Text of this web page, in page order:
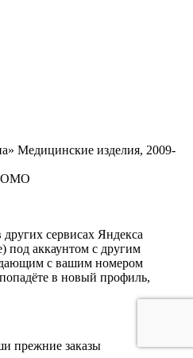
Медицинские изделия, 2009-
сервисах Яндекса
под аккаунтом с другим
с вашим номером
в новый профиль,
прежние заказы